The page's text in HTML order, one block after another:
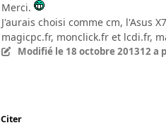
Merci.
J'aurais choisi comme cm, l'Asus
magicpc.fr, monclick.fr et lcdi.fr,
Modifié le 18 octobre 201312 a
Citer